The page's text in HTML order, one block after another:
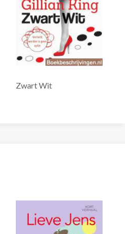
Zwart Wit